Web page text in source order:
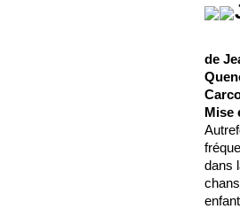
de
Mise
dans